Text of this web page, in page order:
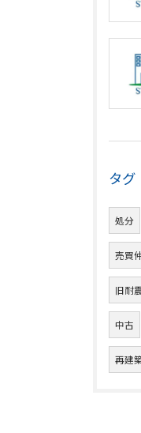
タグ
処分
売買
旧耐
中古
再建